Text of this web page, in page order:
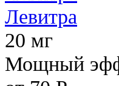
Левитра
20 мг
Мощный